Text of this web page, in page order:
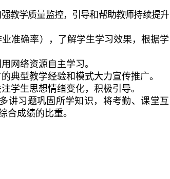
强教学质量监控，引导和帮助教师持续提升
准确率），了解学生学习效果，根据学
网络资源自主学习。
典型教学经验和模式大力宣传推广。
学生思想情绪变化，积极引导。
讲习题巩固所学知识，将考勤、课堂互
合成绩的比重。